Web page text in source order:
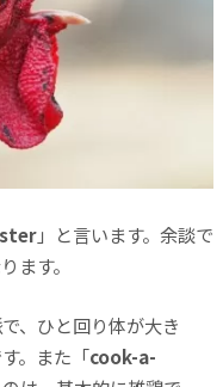
」と言います。余談で
ます。
、ひと回り体が大き
。また「cook-a-